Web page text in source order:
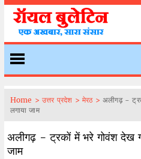
Home > उत्तर प्रदेश > मेरठ >अलीगढ़ -
लगाया जाम
अलीगढ़ - ट्रकों में भरे गोवंश देख
जाम